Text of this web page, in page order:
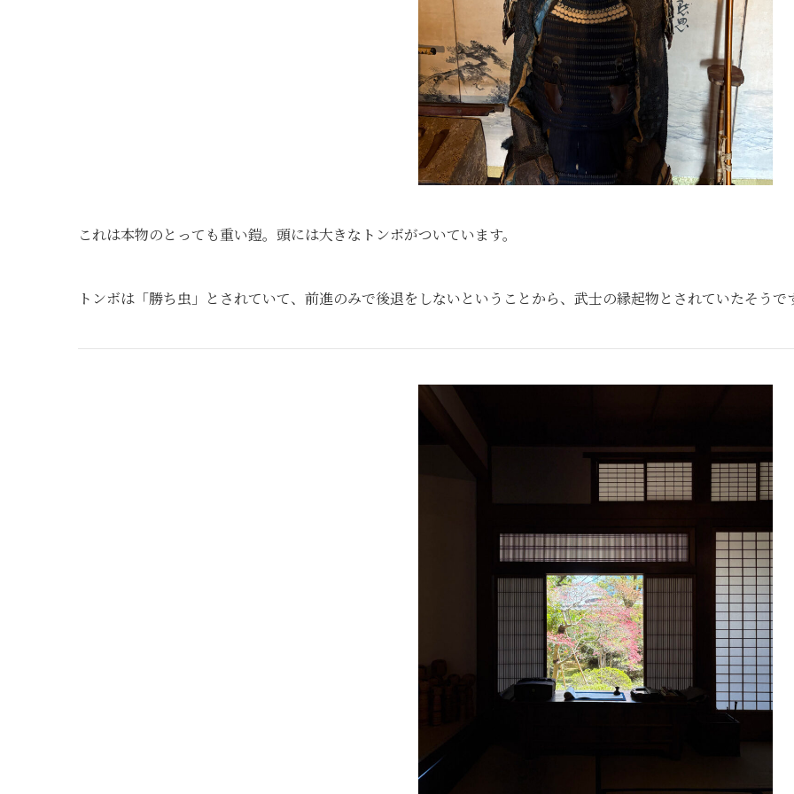
これは本物のとっても重い鎧。頭には大きなトンボがついています。
トンボは「勝ち虫」とされていて、前進のみで後退をしないということから、武士の縁起物とされていたそうで